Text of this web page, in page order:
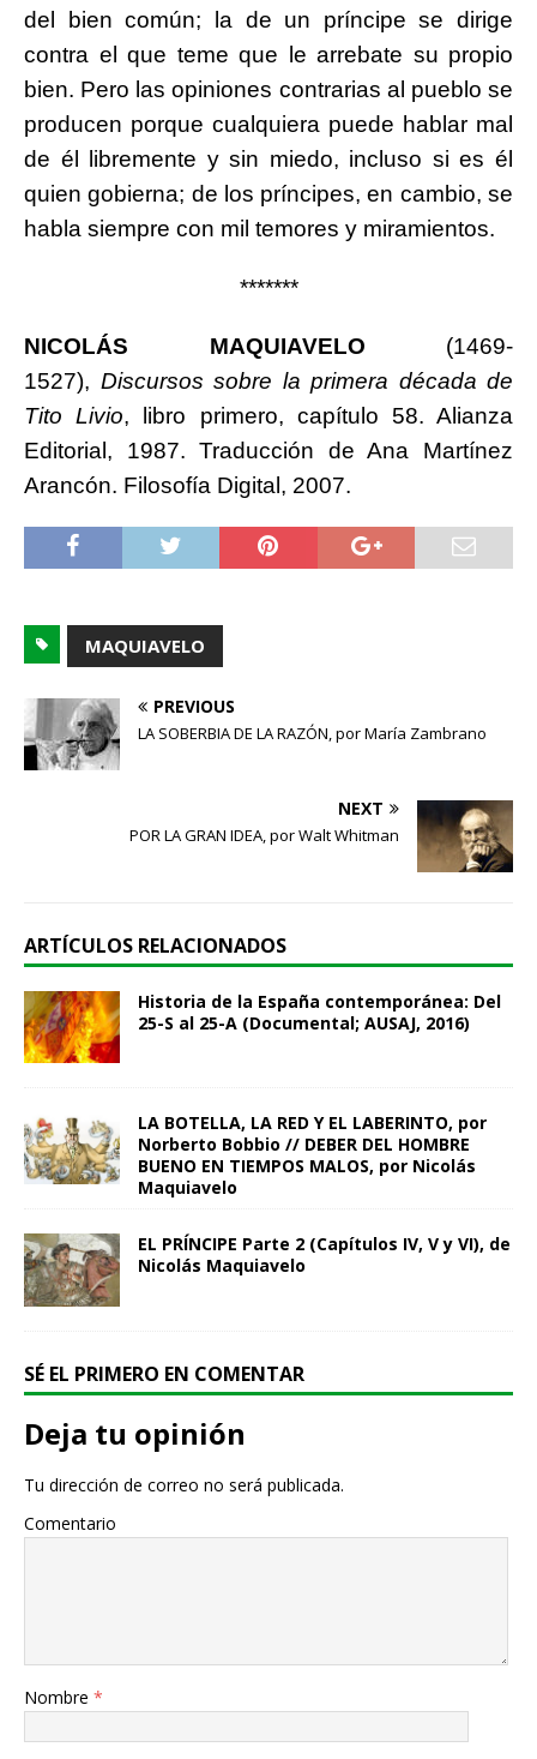
del bien común; la de un príncipe se dirige
contra el que teme que le arrebate su propio
bien. Pero las opiniones contrarias al pueblo se
producen porque cualquiera puede hablar mal
de él libremente y sin miedo, incluso si es él
quien gobierna; de los príncipes, en cambio, se
habla siempre con mil temores y miramientos.
*******
NICOLÁS MAQUIAVELO (1469-
1527), Discursos sobre la primera década de
Tito Livio, libro primero, capítulo 58. Alianza
Editorial, 1987. Traducción de Ana Martínez
Arancón. Filosofía Digital, 2007.
MAQUIAVELO
PREVIOUS
LA SOBERBIA DE LA RAZÓN, por María Zambrano
NEXT
POR LA GRAN IDEA, por Walt Whitman
ARTÍCULOS RELACIONADOS
Historia de la España contemporánea: Del
25-S al 25-A (Documental; AUSAJ, 2016)
LA BOTELLA, LA RED Y EL LABERINTO, por
Norberto Bobbio // DEBER DEL HOMBRE
BUENO EN TIEMPOS MALOS, por Nicolás
Maquiavelo
EL PRÍNCIPE Parte 2 (Capítulos IV, V y VI), de
Nicolás Maquiavelo
SÉ EL PRIMERO EN COMENTAR
Deja tu opinión
Tu dirección de correo no será publicada.
Comentario
Nombre *